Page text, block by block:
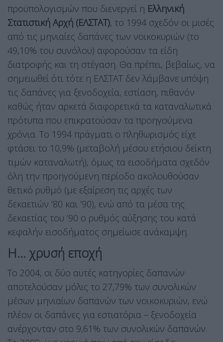
προϋπολογισμών που διενεργεί η Ελληνική
Στατιστική Αρχή (ΕΛΣΤΑΤ), το 1994 σχεδόν οι μισές
από τις μηνιαίες δαπάνες των νοικοκυριών (το
49,10% του συνόλου) αφορούσαν τα είδη
διατροφής και τη στέγαση. Θα πρέπει, βεβαίως, να
σημειωθεί ότι τότε η ΕΛΣΤΑΤ δεν λάμβανε υπόψη
τις δαπάνες για ξενοδοχεία, εστίαση, πιθανόν
καθώς ήταν αρκετά διαφορετικά τα καταναλωτικά
πρότυπα που επικρατούσαν τα προηγούμενα
χρόνια. Το 1994 πράγματι ο πληθωρισμός είχε
φτάσει το 10,9% (μεταβολή μέσου ετήσιου δείκτη
τιμών καταναλωτή), όμως τα εισοδήματα σχεδόν
όλη την προηγούμενη περίοδο ακολουθούσαν
θετικό ρυθμό (με εξαίρεση τις αρχές των
δεκαετιών ’80 και ’90), ενώ από τα μέσα της
δεκαετίας του ’90 ο ρυθμός αύξησης του κατά
κεφαλήν εισοδήματος σημείωσε ανάκαμψη.
Η… χρυσή εποχή
Το 2004, οι δύο αυτές κατηγορίες δαπανών
αποτελούσαν μόλις το 27,79% των συνολικών
μέσων μηνιαίων δαπανών των νοικοκυριών, ενώ
πλέον οι δαπάνες για εστιατόρια – ξενοδοχεία
ανέρχονταν στο 9,61% των συνολικών δαπανών.